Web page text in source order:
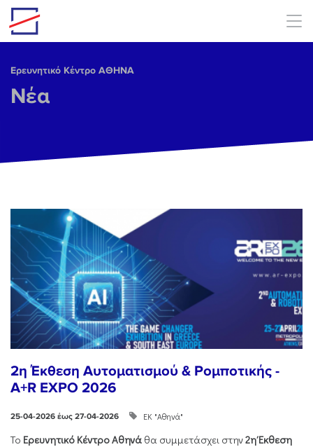
Skip to main content
Ερευνητικό Κέντρο ΑΘΗΝΑ
Νέα
2η Έκθεση Αυτοματισμού & Ρομποτικής -
A+R EXPO 2026
25-04-2026 έως 27-04-2026 ΕΚ "Αθηνά"
Το Ερευνητικό Κέντρο Αθηνά θα συμμετάσχει στην2η Έκθεση